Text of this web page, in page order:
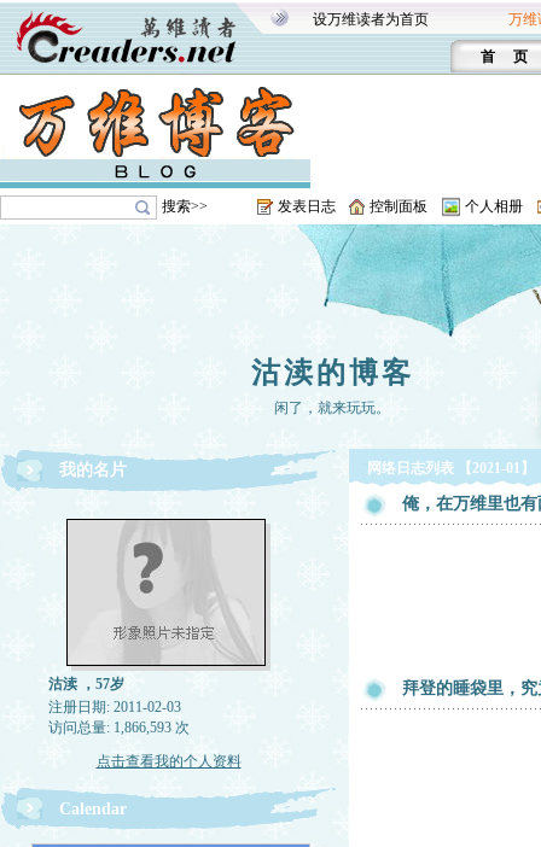
设万维读者为首页 万维
首 页
搜索>> 发表日志 控制面板 个人相册
沽渎的博客
闲了，就来玩玩。
我的名片
沽渎 ，57岁
注册日期: 2011-02-03
访问总量: 1,866,593 次
点击查看我的个人资料
Calendar
网络日志列表 【2021-01】
俺，在万维里也
拜登的睡袋里，